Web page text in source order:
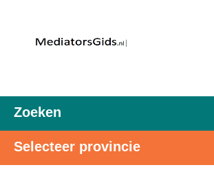
Zoeken
Selecteer provincie